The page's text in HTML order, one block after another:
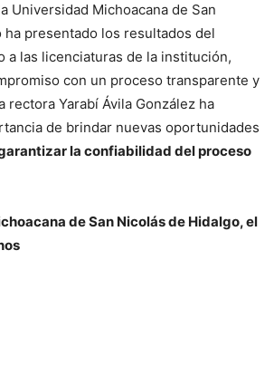
Universidad Michoacana de San
ha presentado los resultados del
a las licenciaturas de la institución,
con un proceso transparente y
rectora Yarabí Ávila González ha
de brindar nuevas oportunidades
la confiabilidad del proceso
de San Nicolás de Hidalgo, el